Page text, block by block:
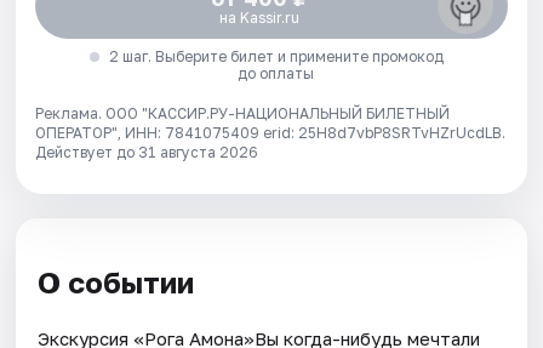
на Kassir.ru
2 шаг. Выберите билет и примените промокод
до оплаты
Реклама. ООО "КАССИР.РУ-НАЦИОНАЛЬНЫЙ БИЛЕТНЫЙ
ОПЕРАТОР", ИНН: 7841075409 erid: 25H8d7vbP8SRTvHZrUcdLB.
Действует до 31 августа 2026
О событии
Экскурсия «Рога Амона»Вы когда-нибудь мечтали